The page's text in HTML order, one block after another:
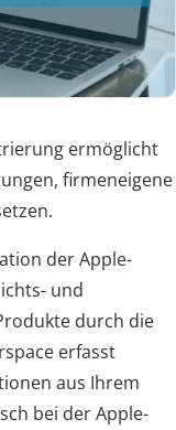
ermöglicht
firmeneigene
der Apple-
und
durch die
erfasst
aus Ihrem
bei der Apple-